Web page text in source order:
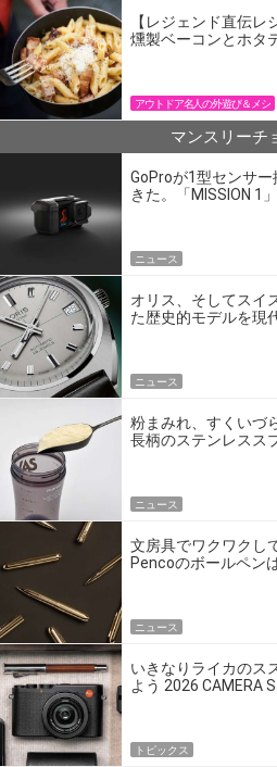
【レジェンド直伝
燻製ベーコンとホタ
アウトドア名人の外遊び＆メシ
マンスリーチ
GoProが1型センサ
きた。「MISSION 1
ニュース
オリス、そしてスイ
た歴史的モデルを現
ニュース
粉まみれ、すくいづ
長柄のステンレスス
ニュース
文房具でワクワクし
Pencoのボールペン
ニュース
いきなりライカのス
よう 2026 CAMERA
トピックス